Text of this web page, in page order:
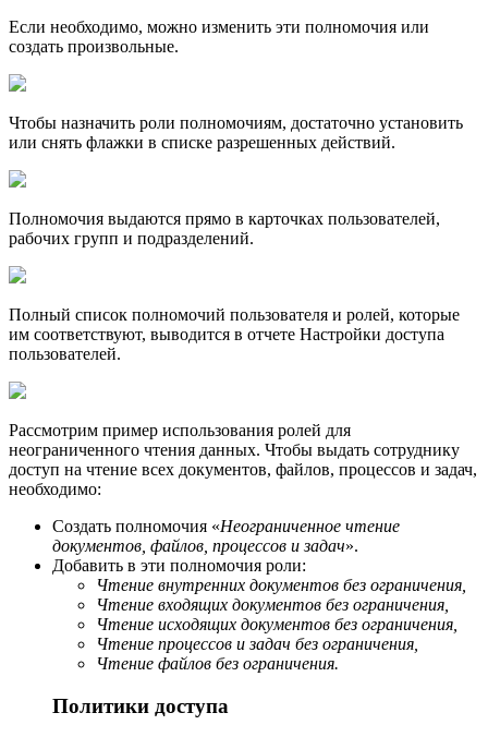
Если необходимо, можно изменить эти полномочия или
создать произвольные.
Чтобы назначить роли полномочиям, достаточно установить
или снять флажки в списке разрешенных действий.
Полномочия выдаются прямо в карточках пользователей,
рабочих групп и подразделений.
Полный список полномочий пользователя и ролей, которые
им соответствуют, выводится в отчете Настройки доступа
пользователей.
Рассмотрим пример использования ролей для
неограниченного чтения данных. Чтобы выдать сотруднику
доступ на чтение всех документов, файлов, процессов и задач,
необходимо:
Создать полномочия «Неограниченное чтение
документов, файлов, процессов и задач».
Добавить в эти полномочия роли:
Чтение внутренних документов без ограничения,
Чтение входящих документов без ограничения,
Чтение исходящих документов без ограничения,
Чтение процессов и задач без ограничения,
Чтение файлов без ограничения.
Политики доступа